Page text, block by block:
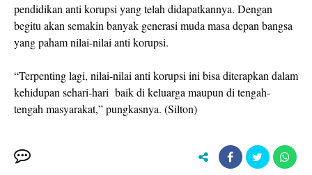
pendidikan anti korupsi yang telah didapatkannya. Dengan
begitu akan semakin banyak generasi muda masa depan bangsa
yang paham nilai-nilai anti korupsi.
“Terpenting lagi, nilai-nilai anti korupsi ini bisa diterapkan dalam
kehidupan sehari-hari baik di keluarga maupun di tengah-
tengah masyarakat,” pungkasnya. (Silton)